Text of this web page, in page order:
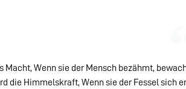
Macht, Wenn sie der Mensch bezähmt,
die Himmelskraft, Wenn sie der Fessel sich